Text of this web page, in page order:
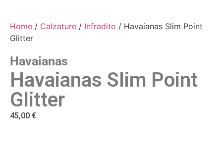
Home / Calzature / Infradito / Havaianas Slim Point
Glitter
Havaianas
Havaianas Slim Point
Glitter
45,00 €